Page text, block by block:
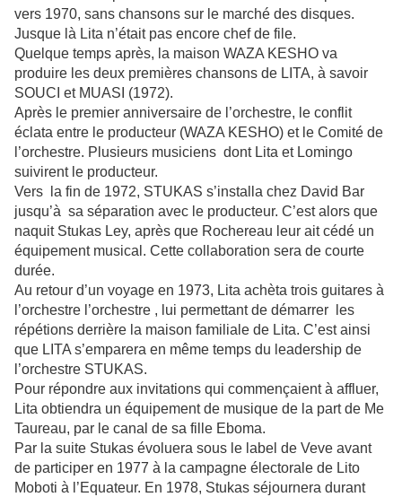
vers 1970, sans chansons sur le marché des disques.
Jusque là Lita n’était pas encore chef de file.
Quelque temps après, la maison WAZA KESHO va
produire les deux premières chansons de LITA, à savoir
SOUCI et MUASI (1972).
Après le premier anniversaire de l’orchestre, le conflit
éclata entre le producteur (WAZA KESHO) et le Comité de
l’orchestre. Plusieurs musiciens dont Lita et Lomingo
suivirent le producteur.
Vers la fin de 1972, STUKAS s’installa chez David Bar
jusqu’à sa séparation avec le producteur. C’est alors que
naquit Stukas Ley, après que Rochereau leur ait cédé un
équipement musical. Cette collaboration sera de courte
durée.
Au retour d’un voyage en 1973, Lita achèta trois guitares à
l’orchestre l’orchestre , lui permettant de démarrer les
répétions derrière la maison familiale de Lita. C’est ainsi
que LITA s’emparera en même temps du leadership de
l’orchestre STUKAS.
Pour répondre aux invitations qui commençaient à affluer,
Lita obtiendra un équipement de musique de la part de Me
Taureau, par le canal de sa fille Eboma.
Par la suite Stukas évoluera sous le label de Veve avant
de participer en 1977 à la campagne électorale de Lito
Moboti à l’Equateur. En 1978, Stukas séjournera durant